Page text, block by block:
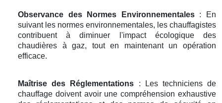
Observance des Normes Environnementales: En
suivant les normes environnementales, les chauffagistes
contribuent à diminuer l'impact écologique des
chaudières à gaz, tout en maintenant un opération
efficace.
Maîtrise des Réglementations : Les techniciens de
chauffage doivent avoir une compréhension exhaustive